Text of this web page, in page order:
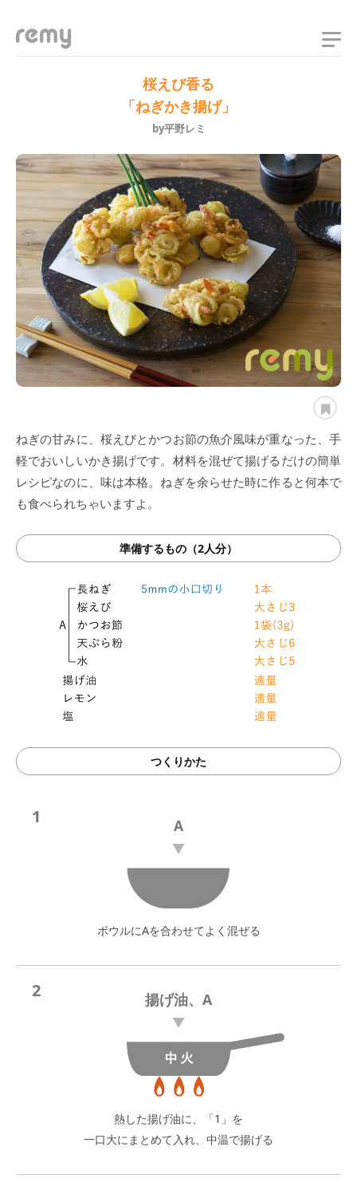
桜えび香る
「ねぎかき揚げ」
by平野レミ
ねぎの甘みに、桜えびとかつお節の魚介風味が重なった、手
軽でおいしいかき揚げです。材料を混ぜて揚げるだけの簡単
レシピなのに、味は本格。ねぎを余らせた時に作ると何本で
も食べられちゃいますよ。
準備するもの（2人分）
つくりかた
1 A
ボウルにAを合わせてよく混ぜる
2 揚げ油、A
熱した揚げ油に、「1」を
一口大にまとめて入れ、中温で揚げる